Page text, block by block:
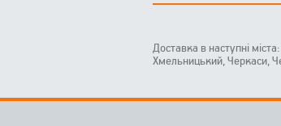
Доставка в наступні
Хмельницький, Черкаси,